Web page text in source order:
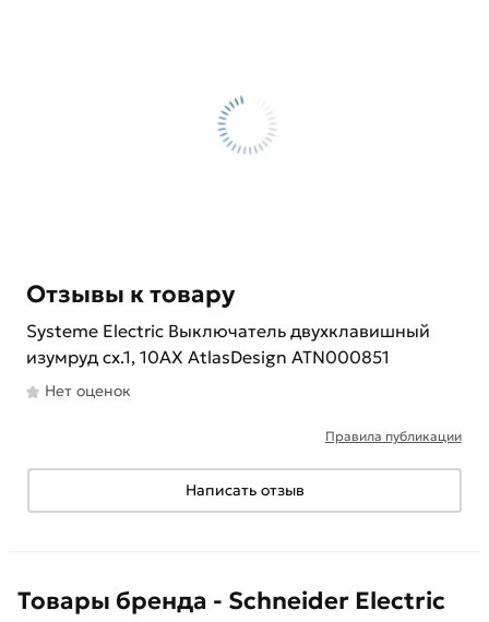
Отзывы к товару
Systeme Electric Выключатель двухклавишный
изумруд сх.1, 10АХ AtlasDesign ATN000851
Нет оценок
Правила публикации
Написать отзыв
Товары бренда - Schneider Electric